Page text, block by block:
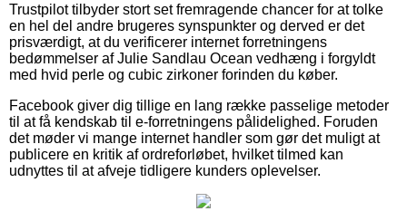
Trustpilot tilbyder stort set fremragende chancer for at tolke
en hel del andre brugeres synspunkter og derved er det
prisværdigt, at du verificerer internet forretningens
bedømmelser af Julie Sandlau Ocean vedhæng i forgyldt
med hvid perle og cubic zirkoner forinden du køber.
Facebook giver dig tillige en lang række passelige metoder
til at få kendskab til e-forretningens pålidelighed. Foruden
det møder vi mange internet handler som gør det muligt at
publicere en kritik af ordreforløbet, hvilket tilmed kan
udnyttes til at afveje tidligere kunders oplevelser.